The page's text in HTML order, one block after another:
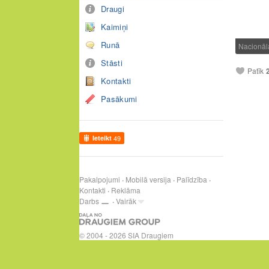
Draugi
Kaimiņi
Runā
Stāsti
Kontakti
Pasākumi
Ieteikt 49
Pakalpojumi Mobilā versija
Palīdzība
Kontakti
Reklāma
Darbs
Vairāk
© 2004 - 2026 SIA Draugiem
Patīk